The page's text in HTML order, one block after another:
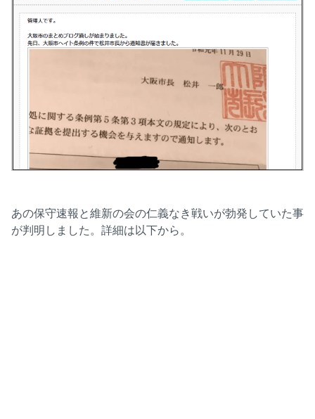
あの保守速報と維新の会の仁義なき戦いが勃発していた事
が判明しました。詳細は以下から。